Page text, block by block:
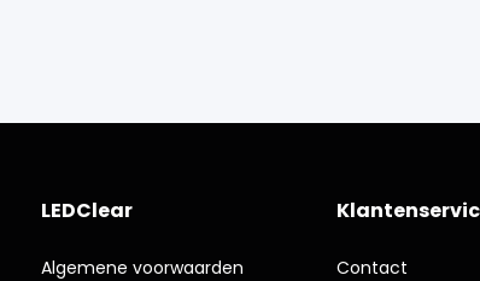
LEDClear
Algemene voorwaarden
Contact